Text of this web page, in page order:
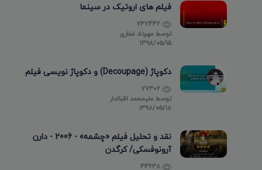
فیلم های اروتیک در سینما
توسط مهرداد غفاری
۱۳۹۸/۰۵/۱۵
دکوپاژ (Decoupage) و دکوپاژ نویسی فیلم
توسطعلیمحمد اقبالدار
۱۳۹۸/۰۵/۱۸
نقد و تحلیل فیلم «چشمه» - 2006 - دارن
آرونوفسکی/ کرگدن